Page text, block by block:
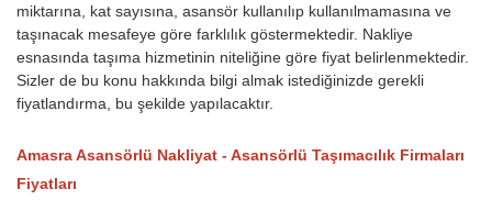
miktarına, kat sayısına, asansör kullanılıp kullanılmamasına ve
taşınacak mesafeye göre farklılık göstermektedir. Nakliye
esnasında taşıma hizmetinin niteliğine göre fiyat belirlenmektedir.
Sizler de bu konu hakkında bilgi almak istediğinizde gerekli
fiyatlandırma, bu şekilde yapılacaktır.
Amasra Asansörlü Nakliyat - Asansörlü Taşımacılık Firmaları
Fiyatları